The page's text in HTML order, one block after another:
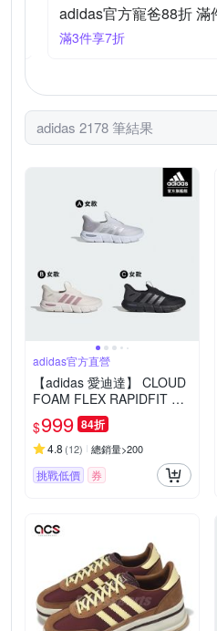
adidas官方寵爸88折 滿
滿3件享7折
adidas 2178 筆結果
adidas官方直營
【adidas 愛迪達】 CLOUD
FOAM FLEX RAPIDFIT 運
動鞋 男鞋/女鞋 (多款任選)
$999 84折
4.8 (12) 總銷量>200
挑戰低價 券